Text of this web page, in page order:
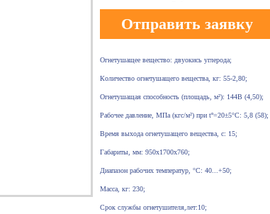
Отправить заявку
Огнетушащее вещество: двуокись углерода;
Количество огнетушащего вещества, кг: 55-2,80;
Огнетушащая способность (площадь, м²): 144В (4,50);
Рабочее давление, МПа (кгс/м²) при tº=20±5°С: 5,8 (58);
Время выхода огнетушащего вещества, с: 15;
Габариты, мм: 950x1700x760;
Диапазон рабочих температур, °С: 40...+50;
Масса, кг: 230;
Срок службы огнетушителя,лет:10;